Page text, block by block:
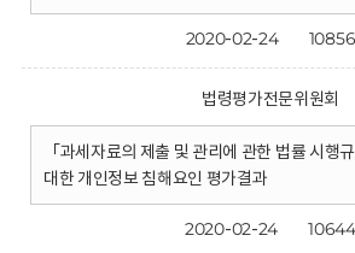
2020-02-24 10856
법령평가전문위원회
「과세자료의 제출 및 관리에 관한 법률 시행
대한 개인정보 침해요인 평가결과
2020-02-24 10644